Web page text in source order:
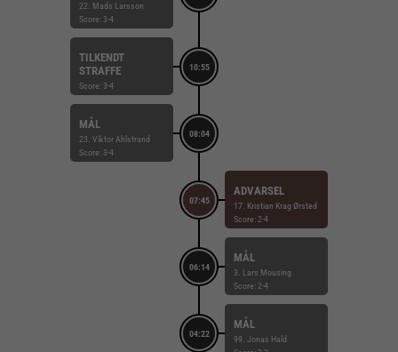
22. Mads Larsson
Score: 3-4
10:55
TILKENDT
STRAFFE
Score: 3-4
08:04
MÅL
23. Viktor Ahlstrand
Score: 3-4
07:45
ADVARSEL
17. Kristian Krag Ørsted
Score: 2-4
06:14
MÅL
3. Lars Mousing
Score: 2-4
04:22
MÅL
99. Jonas Hald